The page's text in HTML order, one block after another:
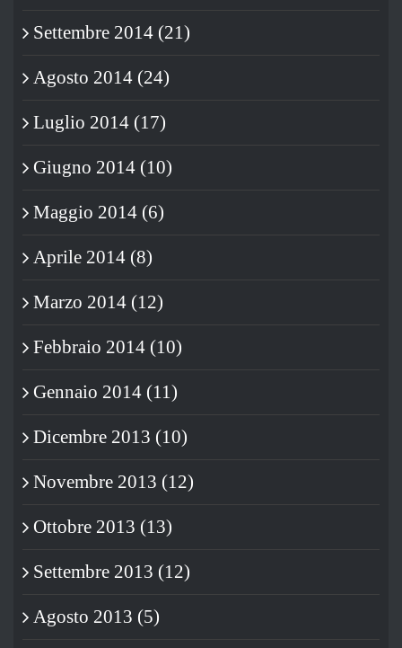
Settembre 2014 (21)
Agosto 2014 (24)
Luglio 2014 (17)
Giugno 2014 (10)
Maggio 2014 (6)
Aprile 2014 (8)
Marzo 2014 (12)
Febbraio 2014 (10)
Gennaio 2014 (11)
Dicembre 2013 (10)
Novembre 2013 (12)
Ottobre 2013 (13)
Settembre 2013 (12)
Agosto 2013 (5)